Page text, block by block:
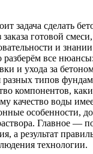
задача сделать
заказа готовой
и
разберём все
и ухода за
разных типов
компонентов,
качество воды
особенности,
Главное —
а результат
технологии.